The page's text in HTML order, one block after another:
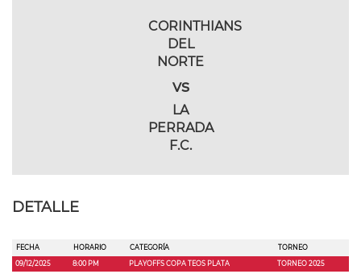
CORINTHIANS
DEL
NORTE
vs
LA
PERRADA
F.C.
DETALLE
FECHA HORARIO CATEGORÍA
TORNEO
09/12/2025
8:00 PM PLAYOFFS COPA TEOS PLATA TORNEO 2025